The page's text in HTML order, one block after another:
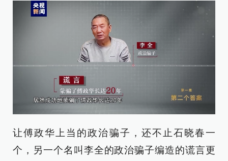
让傅政华上当的政治骗子，还不止石晓春一
个，另一个名叫李全的政治骗子编造的谎言更